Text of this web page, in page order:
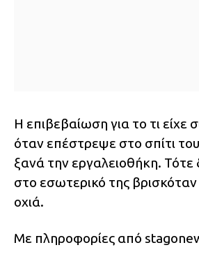
Η επιβεβαίωση για το τι είχε
όταν επέστρεψε στο σπίτι
ξανά την εργαλειοθήκη. Τότε
στο εσωτερικό της
οχιά.
Με πληροφορίες από